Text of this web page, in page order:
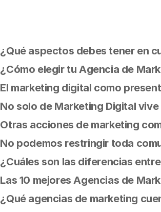
¿Qué aspectos debes tener en
¿Cómo elegir tu Agencia de
El marketing digital como
No solo de Marketing Digital vive
Otras acciones de marketing
No podemos restringir toda
¿Cuáles son las diferencias
Las 10 mejores Agencias de
¿Qué agencias de marketing